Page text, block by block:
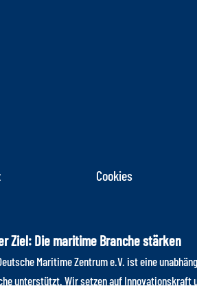
Cookies
Ziel: Die maritime Branche stärken
Maritime Zentrum e.V. ist eine
unterstützt. Wir setzen auf Innovationskraft